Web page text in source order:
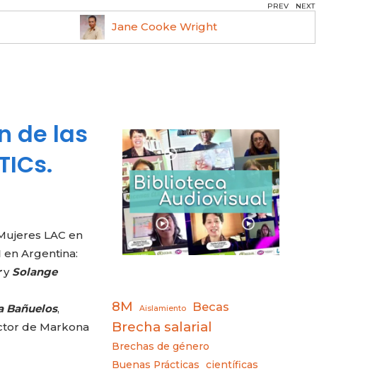
Jane Cooke Wright
PREV NEXT
de las
LAC en
en Argentina:
y Solange
Bañuelos,
de Markona
8M Aislamiento Becas
Brecha salarial
Brechas de género
Buenas Prácticas
científicas